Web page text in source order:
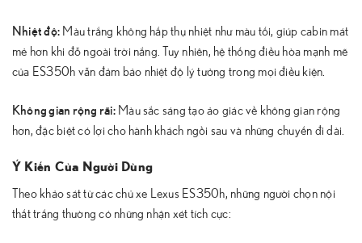
Nhiệt độ: Màu trắng không hấp thụ nhiệt như màu tối, giúp cabin mát
mẻ hơn khi đỗ ngoài trời nắng. Tuy nhiên, hệ thống điều hòa mạnh mẽ
của ES350h vẫn đảm bảo nhiệt độ lý tưởng trong mọi điều kiện.
Không gian rộng rãi:Màu sắc sáng tạo ảo giác về không gian rộng
hơn, đặc biệt có lợi cho hành khách ngồi sau và những chuyến đi dài.
Ý Kiến Của Người Dùng
Theo khảo sát từ các chủ xe Lexus ES350h, những người chọn nội
thất trắng thường có những nhận xét tích cực: